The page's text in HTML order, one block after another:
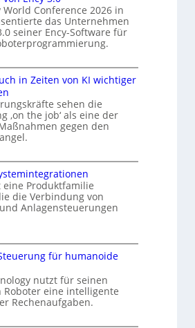
World Conference 2026 in
das Unternehmen
seiner Ency-Software für
in Zeiten von KI wichtiger
sehen die
‚on the job‘ als eine der
gegen den
Produktfamilie
die Verbindung von
Anlagensteuerungen
für humanoide
nutzt für seinen
Roboter eine intelligente
Rechenaufgaben.